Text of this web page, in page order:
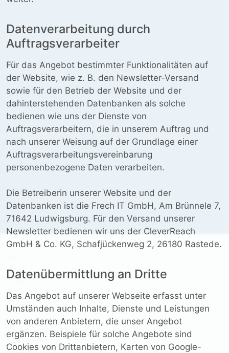
Datenverarbeitung durch
Auftragsverarbeiter
Für das Angebot bestimmter Funktionalitäten auf
der Website, wie z. B. den Newsletter-Versand
sowie für den Betrieb der Website und der
dahinterstehenden Datenbanken als solche
bedienen wie uns der Dienste von
Auftragsverarbeitern, die in unserem Auftrag und
nach unserer Weisung auf der Grundlage einer
Auftragsverarbeitungsvereinbarung
personenbezogene Daten verarbeiten.
Die Betreiberin unserer Website und der
Datenbanken ist die Frech IT GmbH, Am Brünnele 7,
71642 Ludwigsburg. Für den Versand unserer
Newsletter bedienen wir uns der CleverReach
GmbH & Co. KG, Schafjückenweg 2, 26180 Rastede.
Datenübermittlung an Dritte
Das Angebot auf unserer Webseite erfasst unter
Umständen auch Inhalte, Dienste und Leistungen
von anderen Anbietern, die unser Angebot
ergänzen. Beispiele für solche Angebote sind
Cookies von Drittanbietern, Karten von Google-